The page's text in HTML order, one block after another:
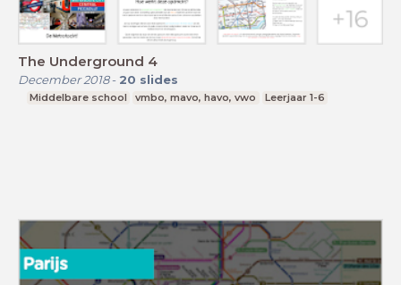
The Underground 4
December 2018- 20 slides
Middelbare school vmbo, mavo, havo, vwo Leerjaar 1-6